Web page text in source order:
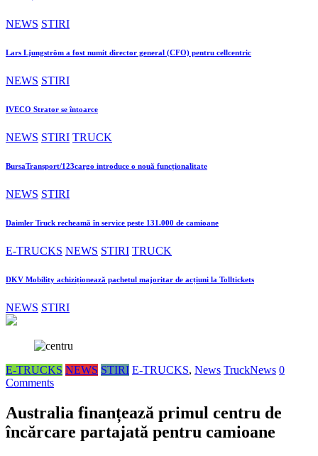
NEWS STIRI
Lars Ljungström a fost numit director general (CFO) pentru cellcentric
NEWS STIRI
IVECO Strator se întoarce
NEWS STIRI TRUCK
BursaTransport/123cargo introduce o nouă funcționalitate
NEWS STIRI
Daimler Truck recheamă în service peste 131.000 de camioane
E-TRUCKS NEWS STIRI TRUCK
DKV Mobility achiziționează pachetul majoritar de acțiuni la Tolltickets
NEWS STIRI
E-TRUCKS NEWS STIRI E-TRUCKS, News TruckNews 0
Comments
Australia finanțează primul centru de
încărcare partajată pentru camioane